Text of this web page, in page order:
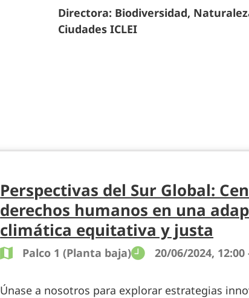
Directora: Biodiversidad,
Ciudades ICLEI
Perspectivas del Sur Global:
derechos humanos en una
climática equitativa y justa
Palco 1 (Planta baja) 20/06/2024, 12:00
Únase a nosotros para explorar estrategias